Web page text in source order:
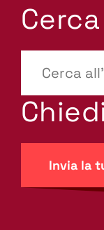
site-
Invia la